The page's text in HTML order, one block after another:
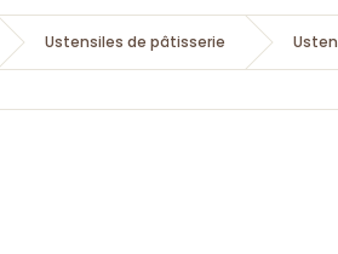
Ustensiles de pâtisserie